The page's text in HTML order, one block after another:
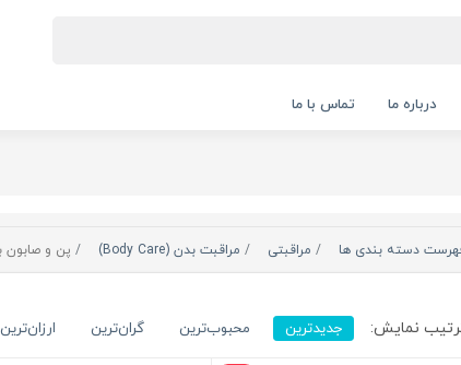
درباره ما تماس با ما
دسته بندی ها مراقبتی مراقبت بدن (Body Care) پن و صابون
نمایش: جدیدترین محبوب‌ترین گران‌ترین ارزان‌ترین